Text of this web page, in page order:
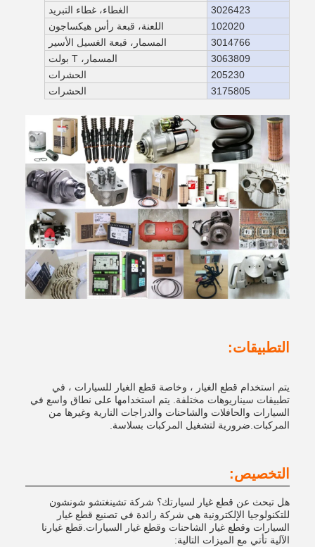
3026423
الغطاء، غطاء التبريد
102020
اللعنة، قبعة رأس هيكساجون
3014766
المسمار، قبعة الغسيل الأسير
3063809
المسمار، T بولت
205230
الحشرات
3175805
الحشرات
التطبيقات:
يتم استخدام قطع الغيار ، وخاصة قطع الغيار للسيارات ، في
تطبيقات سيناريوهات مختلفة. يتم استخدامها على نطاق واسع في
السيارات والحافلات والشاحنات والدراجات النارية وغيرها من
المركبات.ضرورية لتشغيل المركبات بسلاسة.
التخصيص:
هل تبحث عن قطع غيار لسيارتك؟ شركة تشينغتشو شونشون
للتكنولوجيا الإلكترونية هي شركة رائدة في تصنيع قطع غيار
السيارات وقطع غيار الشاحنات وقطع غيار السيارات.قطع غيارنا
الآلية تأتي مع الميزات التالية: